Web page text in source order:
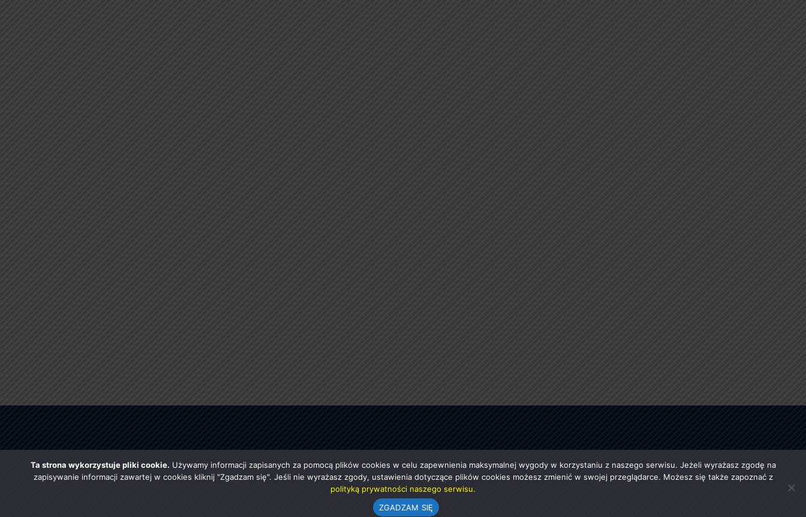
Ta strona wykorzystuje pliki cookie. Używamy informacji zapisanych za pomocą plików cookies w celu zapewnienia maksymalnej wygody w korzystaniu z naszego serwisu. Jeżeli wyrażasz zgodę na
zapisywanie informacji zawartej w cookies kliknij "Zgadzam się". Jeśli nie wyrażasz zgody, ustawienia dotyczące plików cookies możesz zmienić w swojej przeglądarce. Możesz się także zapoznać z
polityką prywatności naszego serwisu.
ZGADZAM SIĘ